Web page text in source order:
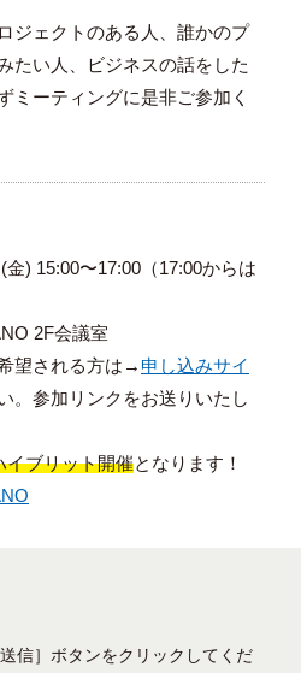
ジェクトのある人、誰かのプ
たい人、ビジネスの話をした
ミーティングに是非ご参加く
) 15:00〜17:00（17:00からは
2F会議室
望される方は→ 申し込みサイ
。参加リンクをお送りいたし
イブリット開催となります！
信］ボタンをクリックしてくだ